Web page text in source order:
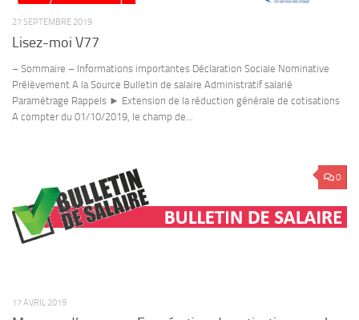
27 SEPTEMBRE 2019
Lisez-moi V77
– Sommaire – Informations importantes Déclaration Sociale Nominative
Prélèvement A la Source Bulletin de salaire Administratif salarié
Paramétrage Rappels ► Extension de la réduction générale de cotisations
A compter du 01/10/2019, le champ de...
0
17 AVRIL 2019